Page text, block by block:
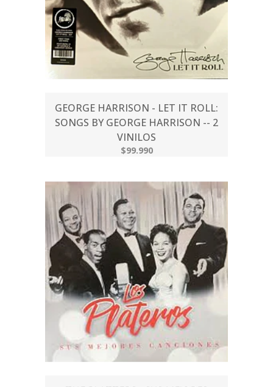
GEORGE HARRISON - LET IT ROLL:
SONGS BY GEORGE HARRISON -- 2
VINILOS
$99.990